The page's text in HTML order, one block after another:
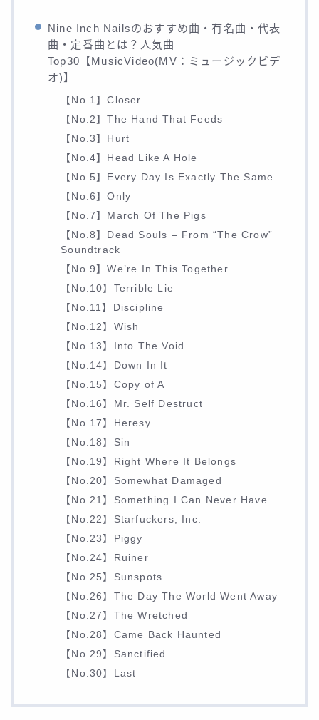
Nine Inch Nailsのおすすめ曲・有名曲・代表
曲・定番曲とは？人気曲
Top30【MusicVideo(MV：ミュージックビデ
オ)】
【No.1】Closer
【No.2】The Hand That Feeds
【No.3】Hurt
【No.4】Head Like A Hole
【No.5】Every Day Is Exactly The Same
【No.6】Only
【No.7】March Of The Pigs
【No.8】Dead Souls – From “The Crow”
Soundtrack
【No.9】We’re In This Together
【No.10】Terrible Lie
【No.11】Discipline
【No.12】Wish
【No.13】Into The Void
【No.14】Down In It
【No.15】Copy of A
【No.16】Mr. Self Destruct
【No.17】Heresy
【No.18】Sin
【No.19】Right Where It Belongs
【No.20】Somewhat Damaged
【No.21】Something I Can Never Have
【No.22】Starfuckers, Inc.
【No.23】Piggy
【No.24】Ruiner
【No.25】Sunspots
【No.26】The Day The World Went Away
【No.27】The Wretched
【No.28】Came Back Haunted
【No.29】Sanctified
【No.30】Last